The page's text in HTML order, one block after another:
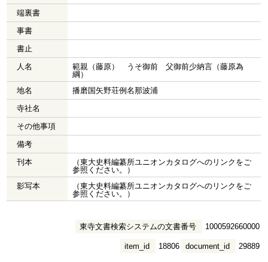
端裏書
事書
書止
人名
範親（藤原） うそ御前 父御前少納言（藤原為
綱）
地名
播磨国矢野荘例名那波浦
寺社名
その他事項
備考
刊本
（東大史料編纂所ユニオンカタログへのリンクをご
参照ください。）
影写本
（東大史料編纂所ユニオンカタログへのリンクをご
参照ください。）
東寺文書検索システムの文書番号 1000592660000
document_id 29889
item_id 18806